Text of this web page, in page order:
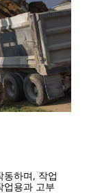
동하며, 작업
업용과 고부